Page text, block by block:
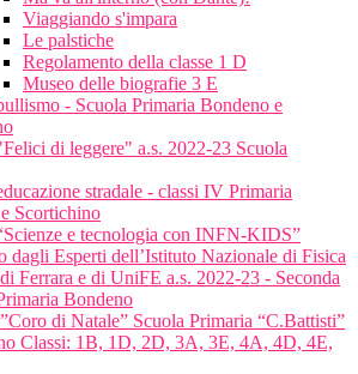
Viaggiando s'impara
Le palstiche
Regolamento della classe 1 D
Museo delle biografie 3 E
- Scuola Primaria Bondeno e
di leggere" a.s. 2022-23 Scuola
stradale - classi IV Primaria
Scortichino
e tecnologia con INFN-KIDS”
dagli Esperti dell’Istituto Nazionale di Fisica
Ferrara e di UniFE a.s. 2022-23 - Seconda
Bondeno
di Natale” Scuola Primaria “C.Battisti”
Classi: 1B, 1D, 2D, 3A, 3E, 4A, 4D, 4E,